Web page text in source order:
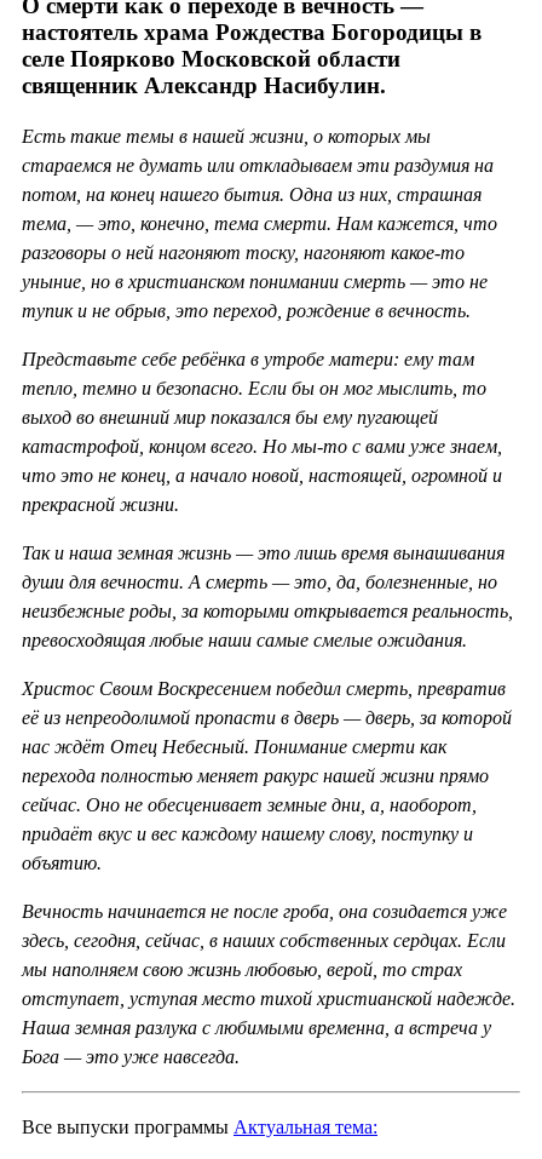
О смерти как о переходе в вечность —
настоятель храма Рождества Богородицы в
селе Поярково Московской области
священник Александр Насибулин.
Есть такие темы в нашей жизни, о которых мы
стараемся не думать или откладываем эти раздумия на
потом, на конец нашего бытия. Одна из них, страшная
тема, — это, конечно, тема смерти. Нам кажется, что
разговоры о ней нагоняют тоску, нагоняют какое-то
уныние, но в христианском понимании смерть — это не
тупик и не обрыв, это переход, рождение в вечность.
Представьте себе ребёнка в утробе матери: ему там
тепло, темно и безопасно. Если бы он мог мыслить, то
выход во внешний мир показался бы ему пугающей
катастрофой, концом всего. Но мы-то с вами уже знаем,
что это не конец, а начало новой, настоящей, огромной и
прекрасной жизни.
Так и наша земная жизнь — это лишь время вынашивания
души для вечности. А смерть — это, да, болезненные, но
неизбежные роды, за которыми открывается реальность,
превосходящая любые наши самые смелые ожидания.
Христос Своим Воскресением победил смерть, превратив
её из непреодолимой пропасти в дверь — дверь, за которой
нас ждёт Отец Небесный. Понимание смерти как
перехода полностью меняет ракурс нашей жизни прямо
сейчас. Оно не обесценивает земные дни, а, наоборот,
придаёт вкус и вес каждому нашему слову, поступку и
объятию.
Вечность начинается не после гроба, она созидается уже
здесь, сегодня, сейчас, в наших собственных сердцах. Если
мы наполняем свою жизнь любовью, верой, то страх
отступает, уступая место тихой христианской надежде.
Наша земная разлука с любимыми временна, а встреча у
Бога — это уже навсегда.
Все выпуски программы Актуальная тема: